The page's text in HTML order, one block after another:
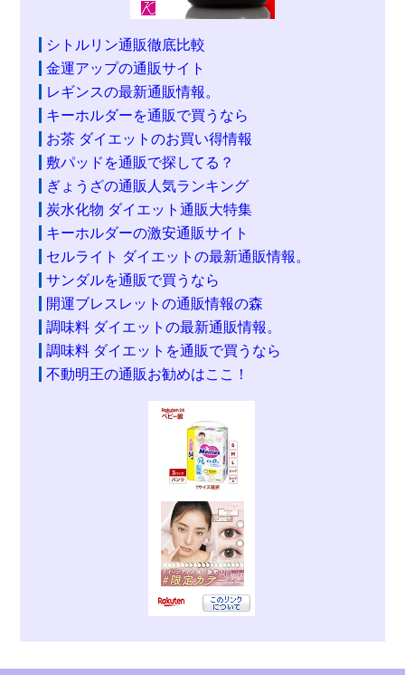
シトルリン通販徹底比較
金運アップの通販サイト
レギンスの最新通販情報。
キーホルダーを通販で買うなら
お茶 ダイエットのお買い得情報
敷パッドを通販で探してる？
ぎょうざの通販人気ランキング
炭水化物 ダイエット通販大特集
キーホルダーの激安通販サイト
セルライト ダイエットの最新通販情報。
サンダルを通販で買うなら
開運ブレスレットの通販情報の森
調味料 ダイエットの最新通販情報。
調味料 ダイエットを通販で買うなら
不動明王の通販お勧めはここ！